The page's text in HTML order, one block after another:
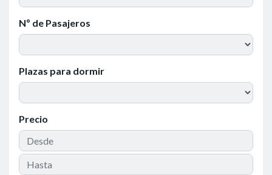
Nº de Pasajeros
Plazas para dormir
Precio